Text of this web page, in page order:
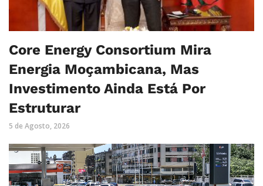
Core Energy Consortium Mira
Energia Moçambicana, Mas
Investimento Ainda Está Por
Estruturar
5 de Agosto, 2026